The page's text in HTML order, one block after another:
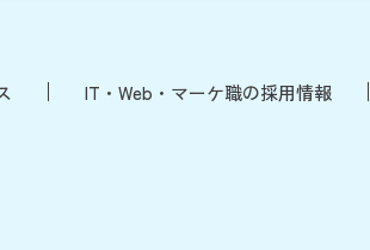
IT・Web・マーケ職の採用情報